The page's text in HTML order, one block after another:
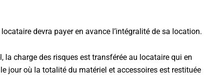
devra payer en avance l’intégralité de sa location.
charge des risques est transférée au locataire qui en
jour où la totalité du matériel et accessoires est restituée